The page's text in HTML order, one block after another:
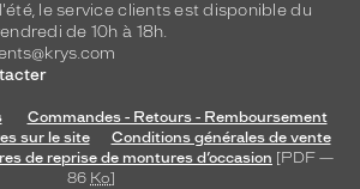
le service clients est disponible du
de 10h à 18h.
Commandes - Retours - Remboursement
sur le site
Conditions générales de vente
de reprise de montures d’occasion [PDF —
86 Ko]